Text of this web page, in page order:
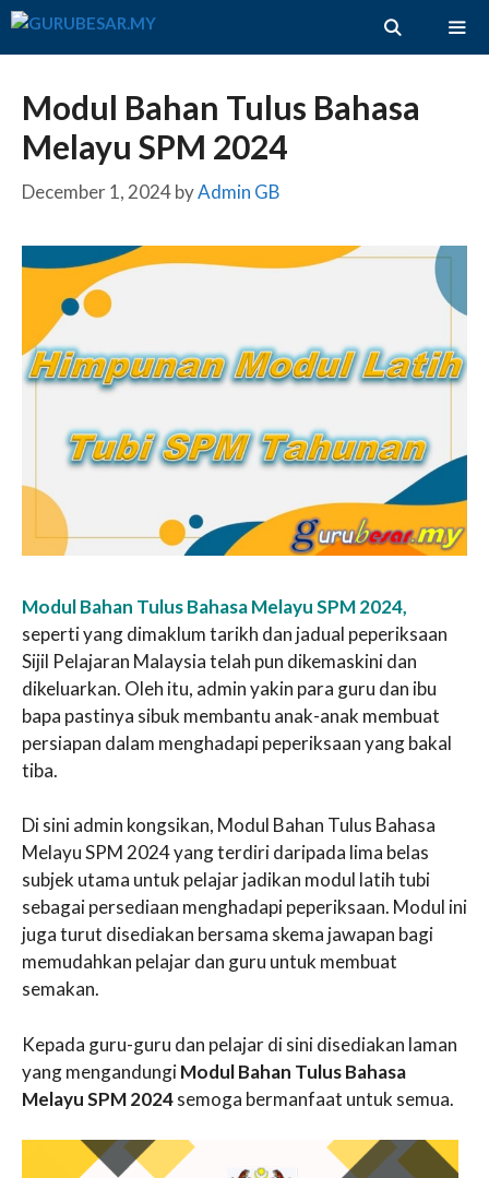
Skip
Modul Bahan Tulus Bahasa
Melayu SPM 2024
December 1, 2024byAdmin GB
Modul Bahan Tulus Bahasa Melayu SPM 2024,
seperti yang dimaklum tarikh dan jadual peperiksaan
Sijil Pelajaran Malaysia telah pun dikemaskini dan
dikeluarkan. Oleh itu, admin yakin para guru dan ibu
bapa pastinya sibuk membantu anak-anak membuat
persiapan dalam menghadapi peperiksaan yang bakal
tiba.
Di sini admin kongsikan, Modul Bahan Tulus Bahasa
Melayu SPM 2024 yang terdiri daripada lima belas
subjek utama untuk pelajar jadikan modul latih tubi
sebagai persediaan menghadapi peperiksaan. Modul ini
juga turut disediakan bersama skema jawapan bagi
memudahkan pelajar dan guru untuk membuat
semakan.
Kepada guru-guru dan pelajar di sini disediakan laman
yang mengandungiModul Bahan Tulus Bahasa
Melayu SPM 2024semoga bermanfaat untuk semua.